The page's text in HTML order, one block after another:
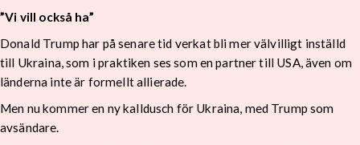
”Vi vill också ha”
Donald Trump har på senare tid verkat bli mer välvilligt inställd
till Ukraina, som i praktiken ses som en partner till USA, även om
länderna inte är formellt allierade.
Men nu kommer en ny kalldusch för Ukraina, med Trump som
avsändare.